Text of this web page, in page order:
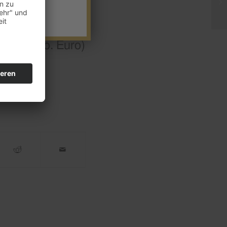
Mio. Euro)